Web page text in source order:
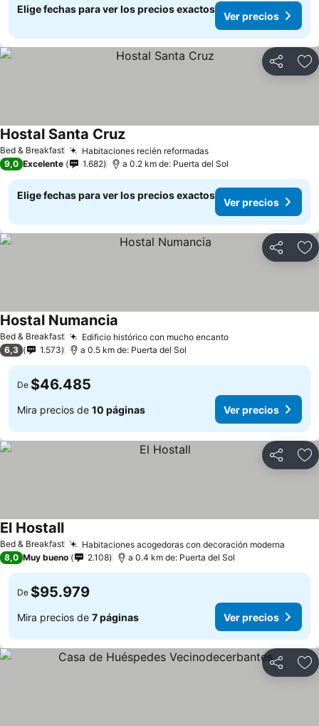
Elige fechas para ver los precios exactos
Ver precios
Compartir
Bed & Breakfast Habitaciones recién reformadasVer precios
Hostal Santa CruzVer precios
9,0 Excelente 1.682 a 0.2 km de: Puerta del Sol
Elige fechas para ver los precios exactos
Ver precios
Compartir
Bed & Breakfast Edificio histórico con mucho encantoVer precios
Hostal Numancia
6,3 1.573 a 0.5 km de: Puerta del Sol
De $46.485
Mira precios de 10 páginas Ver precios
Compartir
Bed & Breakfast Habitaciones acogedoras con decoración moderna
El HostallVer precios
8,0 Muy bueno 2.108 a 0.4 km de: Puerta del Sol
De $95.979
Mira precios de 7 páginas Ver precios
Compartir